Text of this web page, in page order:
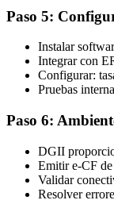
Paso 5:
Instalar
Integrar con
Configurar:
Pruebas
Paso 6:
DGII
Emitir e-CF de
Validar
Resolver